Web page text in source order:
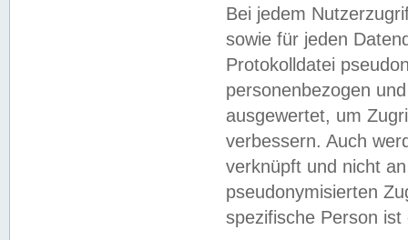
Bei jedem
sowie für jeden
Protokolldatei
personenbezogen
ausgewertet, um
verbessern. Auch
verknüpft und nicht
pseudonymisierten
spezifische Person